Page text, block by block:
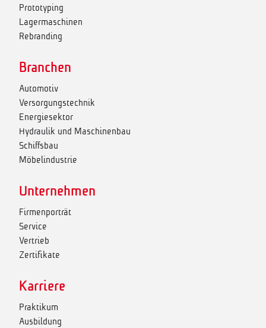
Prototyping
Lagermaschinen
Rebranding
Branchen
Automotiv
Versorgungstechnik
Energiesektor
Hydraulik und Maschinenbau
Schiffsbau
Möbelindustrie
Unternehmen
Firmenporträt
Service
Vertrieb
Zertifikate
Karriere
Praktikum
Ausbildung